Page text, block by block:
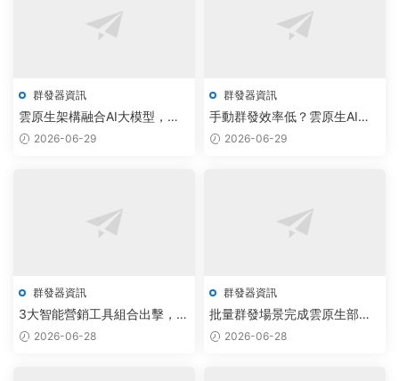
群發器資訊
雲原生架構融合AI大模型，飛
機群發器與TG私信腳本免費下
2026-06-29
群發器資訊
手動群發效率低？雲原生AI調
度讓TG炒群實現千倍自動化
2026-06-29
群發器資訊
3大智能營銷工具組合出擊，自
動化群發引爆200%用戶觸達效
2026-06-28
群發器資訊
批量群發場景完成雲原生部
署，TG免費版領跑智能調度新
2026-06-28